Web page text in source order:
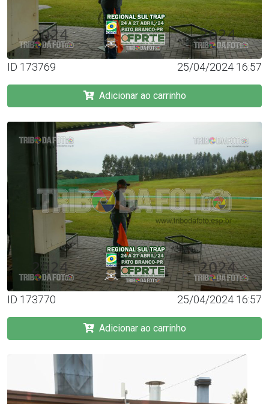
ID 173769 25/04/2024 16:57
Adicionar ao carrinho
ID 173770 25/04/2024 16:57
Adicionar ao carrinho